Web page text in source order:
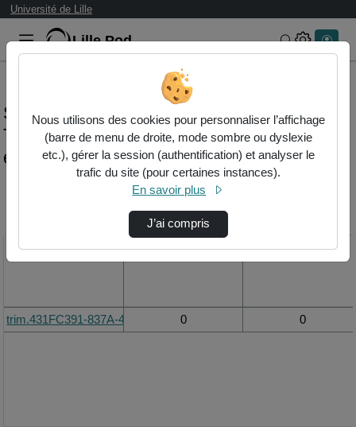
Université de Lille
Lille.Pod Rechercher
Statistiques de visualisation de la vidéo
Trim.431fc391-837a-461e-8180-
e4a6c8810ce6.mov
Titre Vue de la journée Vue du mois
trim.431FC391-837A-461E-8180-E4A6C8810CE6.MOV
0 0
Nous utilisons des cookies pour personnaliser l’affichage
(barre de menu de droite, mode sombre ou dyslexie
etc.), gérer la session (authentification) et analyser le
trafic du site (pour certaines instances).
En savoir plus
J’ai compris